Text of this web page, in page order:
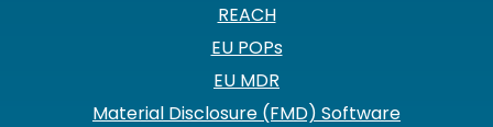
REACH
EU POPs
EU MDR
Material Disclosure (FMD) Software